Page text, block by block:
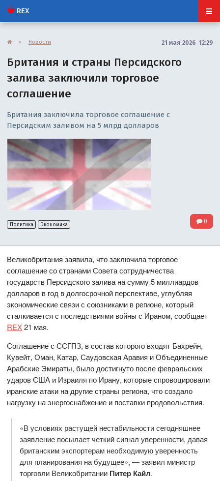
REX
» Новости 21 мая 2026 12:29
Британия и страны Персидского
залива заключили торговое
соглашение
Британия заключила торговое соглашение с
Персидским заливом на 5 млрд долларов
Политика Экономика 0
Великобритания заявила, что заключила торговое
соглашение со странами Совета сотрудничества
государств Персидского залива на сумму 5 миллиардов
долларов в год в долгосрочной перспективе, углубляя
экономические связи с союзниками в регионе, который
сталкивается с последствиями войны с Ираном, сообщает
REX21 мая.
Соглашение с ССГПЗ, в состав которого входят Бахрейн,
Кувейт, Оман, Катар, Саудовская Аравия и Объединенные
Арабские Эмираты, было достигнуто после февральских
ударов США и Израиля по Ирану, которые спровоцировали
иранские атаки на другие страны региона, что создало
нагрузку на энергоснабжение и поставки продовольствия.
«В условиях растущей нестабильности сегодняшнее
заявление посылает четкий сигнал уверенности, давая
британским экспортерам необходимую уверенность
для планирования на будущее», — заявил министр
торговли Великобритании Питер Кайл.